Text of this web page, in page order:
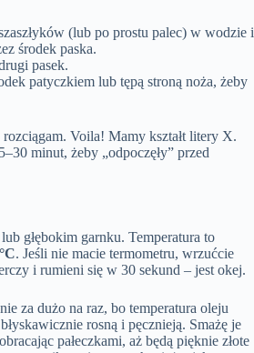
(lub po prostu palec) w wodzie i
środek paska.
pasek.
patyczkiem lub tępą stroną noża, żeby
Voila! Mamy kształt litery X.
minut, żeby „odpoczęły” przed
głębokim garnku. Temperatura to
. Jeśli nie macie termometru, wrzućcie
i rumieni się w 30 sekund – jest okej.
za dużo na raz, bo temperatura oleju
rosną i pęcznieją. Smażę je
pałeczkami, aż będą pięknie złote